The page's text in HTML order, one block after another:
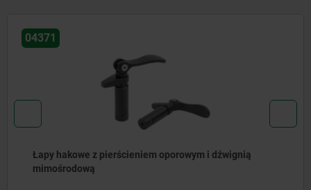
z pierścieniem oporowym i dźwignią